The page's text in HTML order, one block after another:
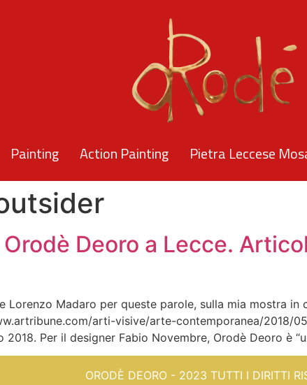
Painting Action Painting Pietra Leccese
Deoro a Lecce.
Lorenzo Madaro per queste parole, sulla mia mostra
arti-visive/arte-contemporanea/
2018. Per il designer Fabio Novembre, Orodè Deoro è
ORODÈ DEORO - 2023 TUTTI I DIRITTI